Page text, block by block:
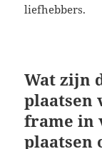
liefhebbers.
Wat zijn
plaatsen
frame in
plaatsen